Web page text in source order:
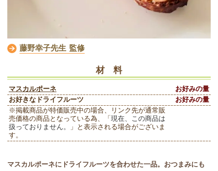
藤野幸子先生 監修
材 料
マスカルポーネ
お好みの量
お好きなドライフルーツ
お好みの量
※掲載商品が特価販売中の場合、
リンク先が通常販
売価格の商品となっている為、「現在、この商品は
扱っておりません。
」と表示される場合がございま
す。
マスカルポーネにドライフルーツを合わせた一品。おつまみにも